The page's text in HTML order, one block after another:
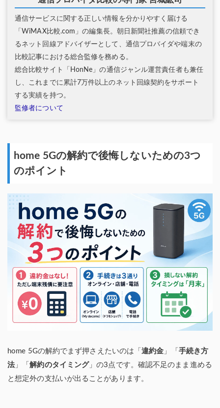
通信サービスに関する正しい情報を分かりやすく届ける
「WiMAX比較.com」の編集長。朝日新聞社推薦の信頼でき
るネット回線アドバイザーとして、通信プロバイダや端末の
比較記事における総合監修を務める。
総合比較サイト「HonNe」の通信ジャンル運営責任者も兼任
し、これまでに累計7万件以上のネット回線契約をサポート
する実績を持つ。
監修者について
home 5Gの解約で後悔しないための3つ
のポイント
home 5Gの解約でまず押さえたいのは「違約金 」「 手続き方
法」「解約のタイミング 」の3点です。確認不足のまま進める
と想定外の支払いが出ることがあります。